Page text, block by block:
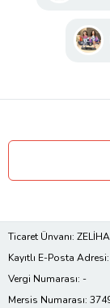
Ticaret Ünvanı:
Kayıtlı E-Posta Adresi:
Vergi Numarası: -
Mersis Numarası: